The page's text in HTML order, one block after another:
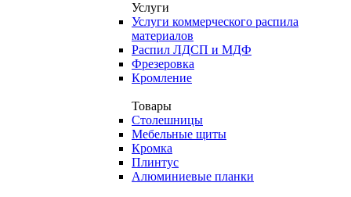
Услуги
Услуги коммерческого распила
материалов
Распил ЛДСП и МДФ
Фрезеровка
Кромление
Товары
Столешницы
Мебельные щиты
Кромка
Плинтус
Алюминиевые планки